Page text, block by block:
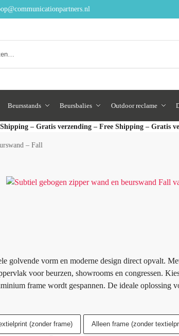
Beursstands Beursbalies Outdoor reclame
– Gratis verzending – Free Shipping – Gratis
– Fall
golvende vorm en moderne design direct opvalt.
voor beurzen, showrooms en congressen.
frame wordt gespannen. De ideale oplossing
(zonder frame) Alleen frame (zonder